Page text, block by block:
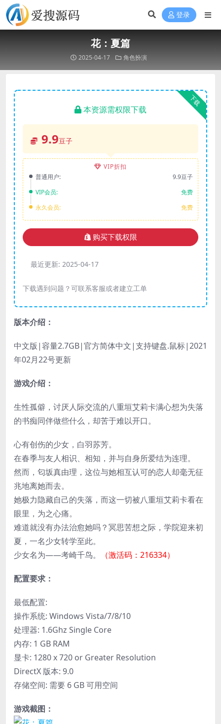
登录
花：夏篇
2025-04-17 角色扮演
下载
本资源需权限下载
9.9豆子
VIP折扣
普通用户:
9.9豆子
VIP会员:
免费
永久会员:
免费
购买下载权限
最近更新: 2025-04-17
下载遇到问题？可联系客服或者建立工单
版本介绍：
中文版|容量2.7GB|官方简体中文|支持键盘.鼠标|2021
年02月22号更新
游戏介绍：
生性孤僻，讨厌人际交流的八重垣艾莉卡满心想为失落
的书痴同伴做些什么，却苦于难以开口。
心有创伤的少女，白羽苏芳。
在春季与友人相识、相知，并与自身所爱结为连理。
然而，匂坂真由理，这位与她相互认可的恋人却毫无征
兆地离她而去。
她极力隐藏自己的失落，而这一切被八重垣艾莉卡看在
眼里，为之心痛。
难道就没有办法治愈她吗？冥思苦想之际，学院迎来初
夏，一名少女转学至此。
少女名为——考崎千鸟。
（激活码：216334）
配置要求：
最低配置:
操作系统: Windows Vista/7/8/10
处理器: 1.6Ghz Single Core
内存: 1 GB RAM
显卡: 1280 x 720 or Greater Resolution
DirectX 版本: 9.0
存储空间: 需要 6 GB 可用空间
游戏截图：